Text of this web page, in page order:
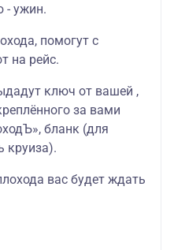
- ужин.
помогут с
на рейс.
ключ от вашей ,
за вами
бланк (для
круиза).
вас будет ждать